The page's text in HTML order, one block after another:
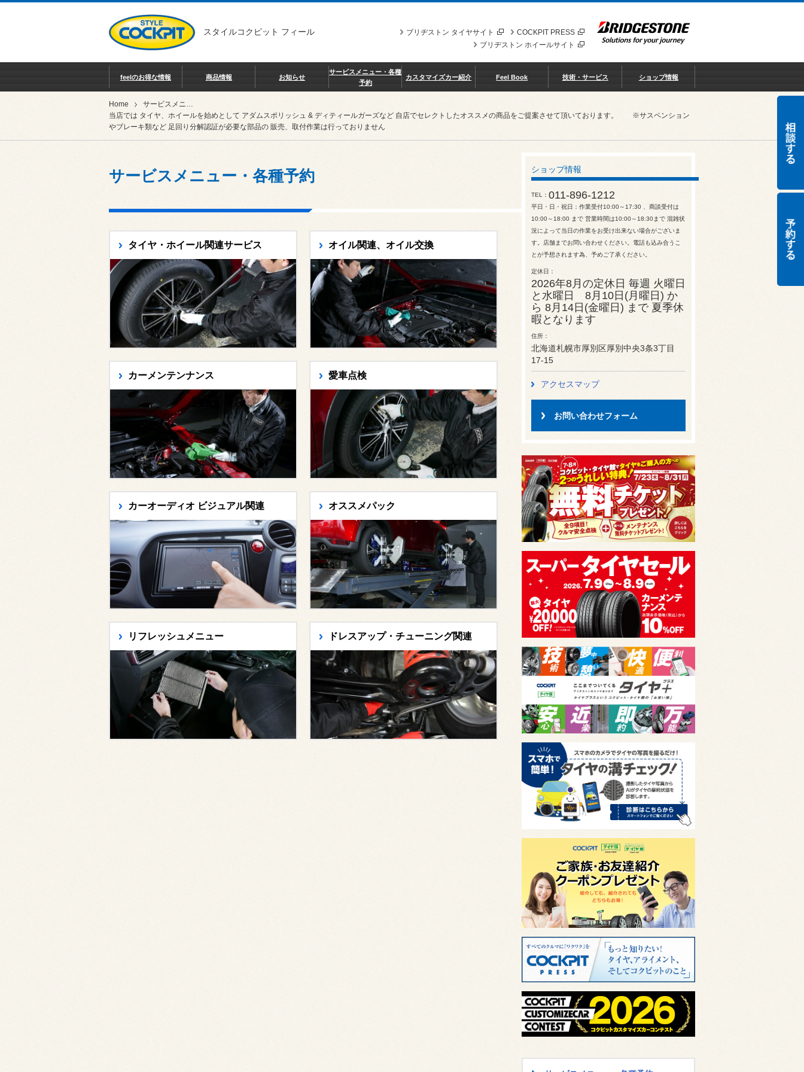
スタイルコクピット フィール COCKPIT PRESS
ブリヂストン タイヤサイト
ブリヂストン ホイールサイト
feelのお得な情報 商品情報 お知らせ
サービスメニュー・各種
予約
カスタマイズカー紹介 Feel Book 技術・サービス ショップ情報
Home
サービスメニュー・各種予約
当店では タイヤ、ホイールを始めとして アダムスポリッシュ & ディティールガーズなど 自店でセレクトしたオススメの商品をご提案させて頂いております。 ※サスペンション
やブレーキ類など 足回り分解認証が必要な部品の 販売、取付作業は行っておりません
サービスメニュー・各種予約
タイヤ・ホイール関連サービス
カーメンテンナンス
カーオーディオ ビジュアル関連
リフレッシュメニュー
オイル関連、オイル交換
愛車点検
オススメパック
ドレスアップ・チューニング関連
ショップ情報
TEL 011-896-1212
平日・日・祝日：作業受付10:00～17:30 、商談受付は
10:00～18:00 まで 営業時間は10:00～18:30まで 混雑状
況によって当日の作業をお受け出来ない場合がございま
す。店舗までお問い合わせください。電話も込み合うこ
とが予想されます為、予めご了承ください。
定休日
2026年8月の定休日 毎週 火曜日
と水曜日 8月10日(月曜日) か
ら 8月14日(金曜日) まで 夏季休
暇となります
住所
北海道札幌市厚別区厚別中央3条3丁目
17-15
アクセスマップ
お問い合わせフォーム